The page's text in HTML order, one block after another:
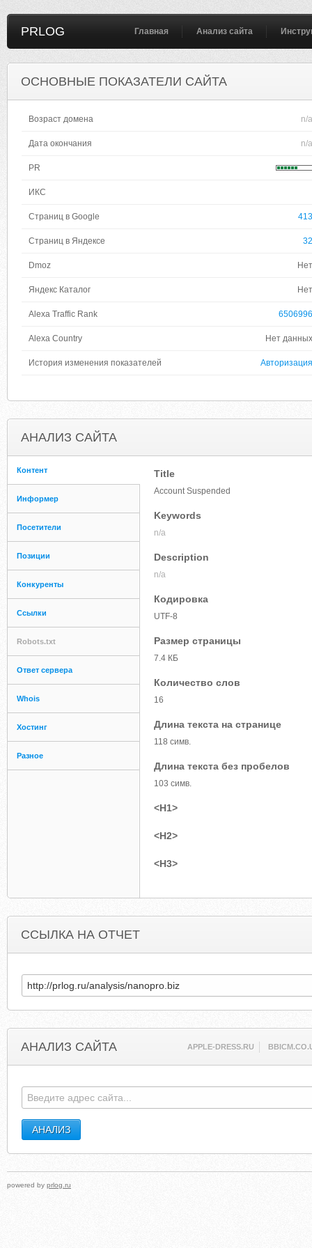
PRLOG Главная Анализ сайта
ОСНОВНЫЕ ПОКАЗАТЕЛИ САЙТА
Возраст домена n/a
Дата окончания n/a
PR
ИКС
Страниц в Google 413
Страниц в Яндексе 32
Dmoz Нет
Яндекс Каталог Нет
Alexa Traffic Rank 6506996
Alexa Country Нет данных
История изменения показателей Авторизация
АНАЛИЗ САЙТА
Контент
Информер
Посетители
Позиции
Конкуренты
Ссылки
Robots.txt
Ответ сервера
Whois
Хостинг
Разное
Title
Account Suspended
Keywords
n/a
Description
n/a
Кодировка
UTF-8
Размер страницы
7.4 КБ
Количество слов
16
Длина текста на странице
118 симв.
Длина текста без пробелов
103 симв.
<H1>
<H2>
<H3>
ССЫЛКА НА ОТЧЕТ
АНАЛИЗ САЙТА APPLE-DRESS.RU
powered by prlog.ru